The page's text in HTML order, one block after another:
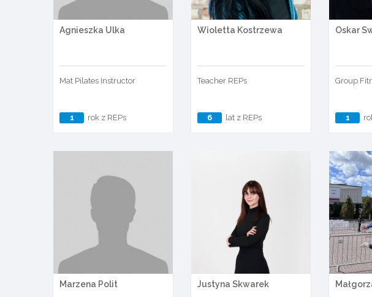
Agnieszka Ulka
Mat Pilates Instructor
1 rok z REPs
Wioletta Kostrzewa
Teacher REPs
6 lat z REPs
Oskar
Group
1
Marzena Polit Justyna Skwarek